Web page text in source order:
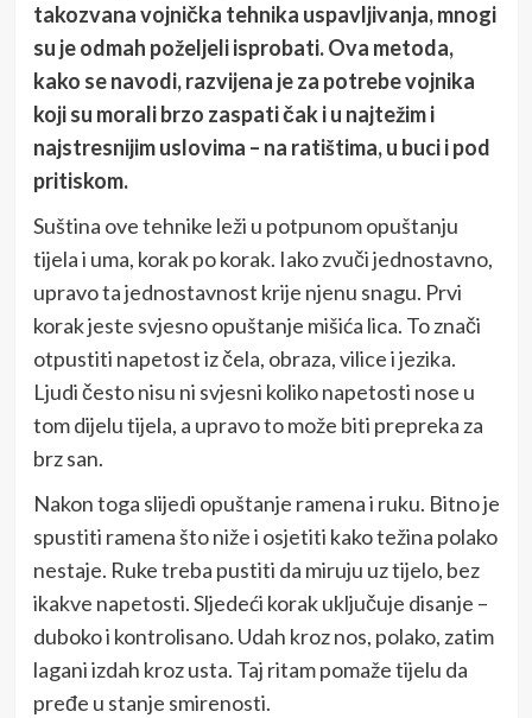
takozvana vojnička tehnika uspavljivanja, mnogi
su je odmah poželjeli isprobati. Ova metoda,
kako se navodi, razvijena je za potrebe vojnika
koji su morali brzo zaspati čak i u najtežim i
najstresnijim uslovima – na ratištima, u buci i pod
pritiskom.
Suština ove tehnike leži u potpunom opuštanju
tijela i uma, korak po korak. Iako zvuči jednostavno,
upravo ta jednostavnost krije njenu snagu. Prvi
korak jeste svjesno opuštanje mišića lica. To znači
otpustiti napetost iz čela, obraza, vilice i jezika.
Ljudi često nisu ni svjesni koliko napetosti nose u
tom dijelu tijela, a upravo to može biti prepreka za
brz san.
Nakon toga slijedi opuštanje ramena i ruku. Bitno je
spustiti ramena što niže i osjetiti kako težina polako
nestaje. Ruke treba pustiti da miruju uz tijelo, bez
ikakve napetosti. Sljedeći korak uključuje disanje –
duboko i kontrolisano. Udah kroz nos, polako, zatim
lagani izdah kroz usta. Taj ritam pomaže tijelu da
pređe u stanje smirenosti.